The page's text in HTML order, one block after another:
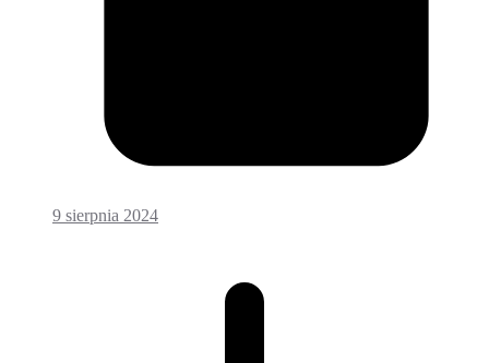
9 sierpnia 2024